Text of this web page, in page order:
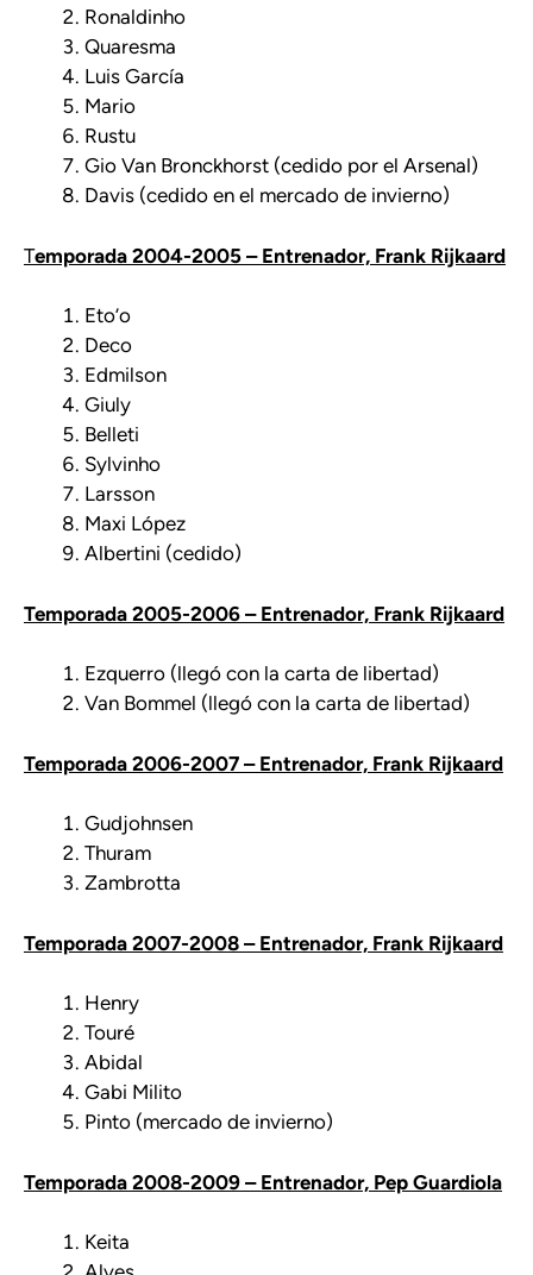
Ronaldinho
Quaresma
Luis García
Mario
Rustu
Gio Van Bronckhorst (cedido por el Arsenal)
Davis (cedido en el mercado de invierno)
Temporada 2004-2005 – Entrenador, Frank Rijkaard
Eto’o
Deco
Edmilson
Giuly
Belleti
Sylvinho
Larsson
Maxi López
Albertini (cedido)
Temporada 2005-2006 – Entrenador, Frank Rijkaard
Ezquerro (llegó con la carta de libertad)
Van Bommel (llegó con la carta de libertad)
Temporada 2006-2007 – Entrenador, Frank Rijkaard
Gudjohnsen
Thuram
Zambrotta
Temporada 2007-2008 – Entrenador, Frank Rijkaard
Henry
Touré
Abidal
Gabi Milito
Pinto (mercado de invierno)
Temporada 2008-2009 – Entrenador, Pep Guardiola
Keita